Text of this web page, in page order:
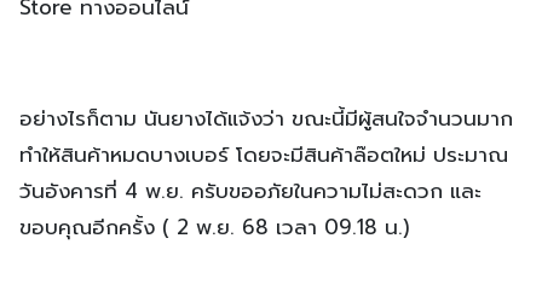
Store ทางออนไลน์
อย่างไรก็ตาม นันยางได้แจ้งว่า ขณะนี้มีผู้สนใจจำนวนมาก
ทำให้สินค้าหมดบางเบอร์ โดยจะมีสินค้าล๊อตใหม่ ประมาณ
วันอังคารที่ 4 พ.ย. ครับขออภัยในความไม่สะดวก และ
ขอบคุณอีกครั้ง ( 2 พ.ย. 68 เวลา 09.18 น.)